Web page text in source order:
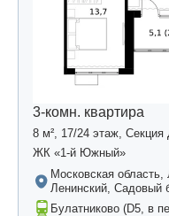
3-комн. квартира
8 м², 17/24 этаж, Секция
ЖК «1-й Южный»
Московская область,
Ленинский, Садовый
Булатниково (D5, в